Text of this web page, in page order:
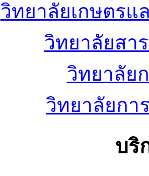
วิทยาลัยเกษตรแ
วิทยาลัยสา
วิทยาลัย
วิทยาลัยก
บริ